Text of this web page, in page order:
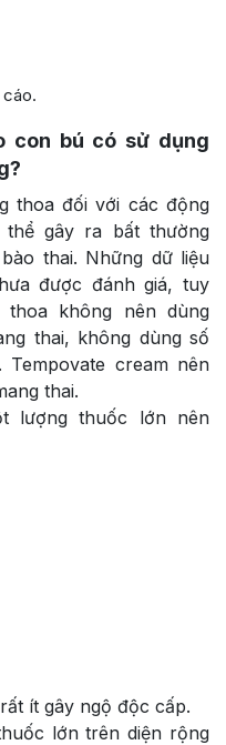
con bú có sử dụng
thoa đối với các động
gây ra bất thường
thai. Những dữ liệu
được đánh giá, tuy
thoa không nên dùng
thai, không dùng số
cream nên
thai.
lượng thuốc lớn nên
ít gây ngộ độc cấp.
lớn trên diện rộng